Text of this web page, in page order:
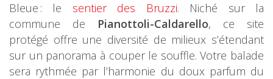
Bleue : le sentier des Bruzzi. Niché sur la
commune de Pianottoli-Caldarello, ce site
protégé offre une diversité de milieux s’étendant
sur un panorama à couper le souffle. Votre balade
sera rythmée par l’harmonie du doux parfum du